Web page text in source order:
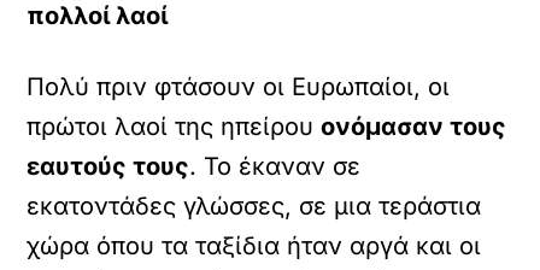
πολλοί λαοί
Πολύ πριν φτάσουν οι Ευρωπαίοι, οι
πρώτοι λαοί της ηπείρουονόμασαν τους
εαυτούς τους. Το έκαναν σε
εκατοντάδες γλώσσες, σε μια τεράστια
χώρα όπου τα ταξίδια ήταν αργά και οι